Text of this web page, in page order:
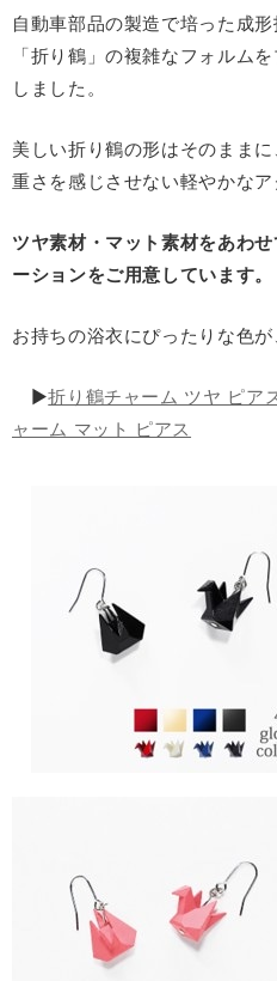
自動車部品の製造で培った成形
「折り鶴」の複雑なフォルム
しました。
美しい折り鶴の形はそのままに
重さを感じさせない軽やかなア
ツヤ素材・マット素材をあわ
ーションをご用意しています。
お持ちの浴衣にぴったりな色
▶折り鶴チャーム ツヤ ピア
ャーム マット ピアス